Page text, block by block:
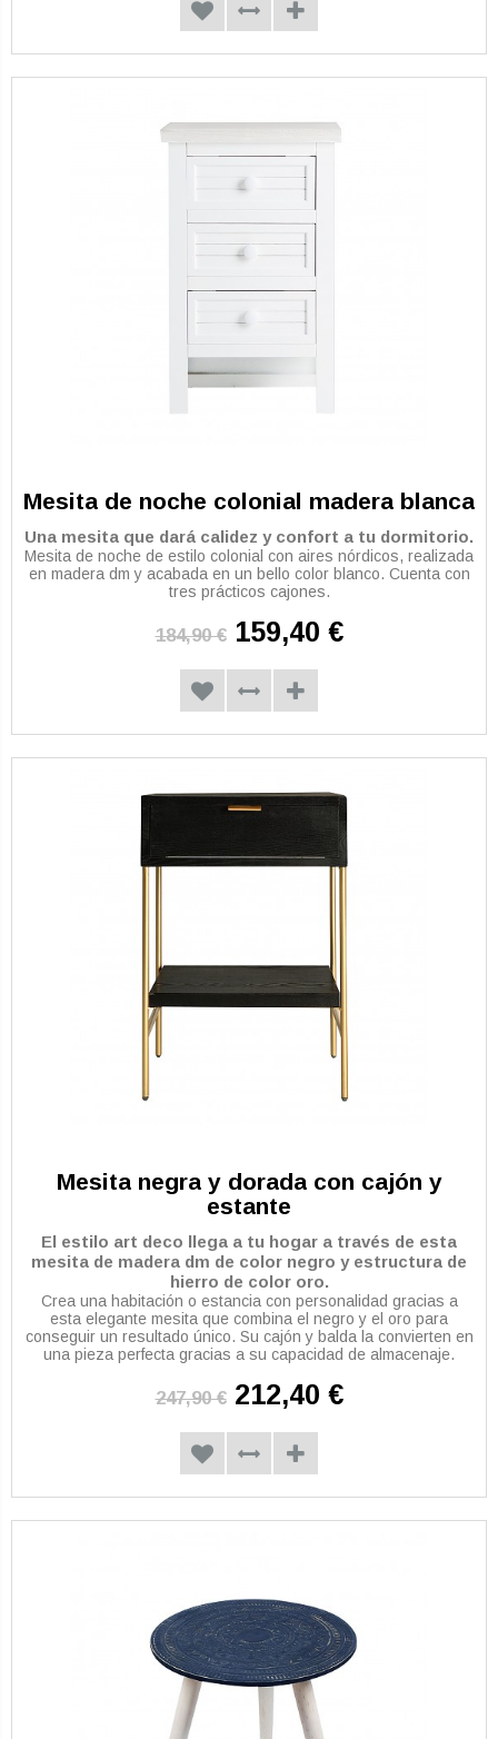
Mesita de noche colonial madera blanca
Una mesita que dará calidez y confort a tu dormitorio.
Mesita de noche de estilo colonial con aires nórdicos, realizada
en madera dm y acabada en un bello color blanco. Cuenta con
tres prácticos cajones.
184,90 € 159,40 €
Mesita negra y dorada con cajón y
estante
El estilo art deco llega a tu hogar a través de esta
mesita de madera dm de color negro y estructura de
hierro de color oro.
Crea una habitación o estancia con personalidad gracias a
esta elegante mesita que combina el negro y el oro para
conseguir un resultado único. Su cajón y balda la convierten en
una pieza perfecta gracias a su capacidad de almacenaje.
247,90 € 212,40 €